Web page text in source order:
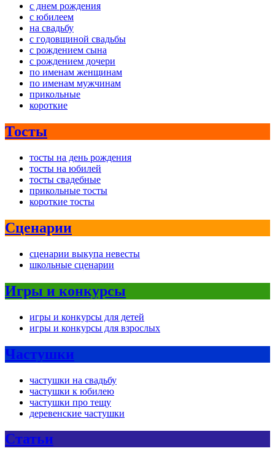
с днем рождения
с юбилеем
на свадьбу
с годовщиной свадьбы
с рождением сына
с рождением дочери
по именам женщинам
по именам мужчинам
прикольные
короткие
Тосты
тосты на день рождения
тосты на юбилей
тосты свадебные
прикольные тосты
короткие тосты
Сценарии
сценарии выкупа невесты
школьные сценарии
Игры и конкурсы
игры и конкурсы для детей
игры и конкурсы для взрослых
Частушки
частушки на свадьбу
частушки к юбилею
частушки про тещу
деревенские частушки
Статьи